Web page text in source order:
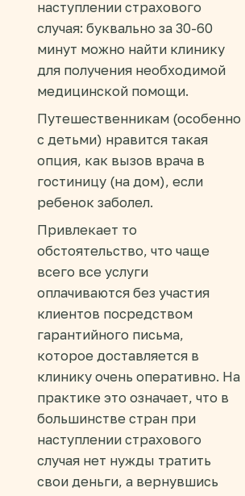
наступлении страхового
случая: буквально за 30-60
минут можно найти клинику
для получения необходимой
медицинской помощи.
Путешественникам (особенно
с детьми) нравится такая
опция, как вызов врача в
гостиницу (на дом), если
ребенок заболел.
Привлекает то
обстоятельство, что чаще
всего все услуги
оплачиваются без участия
клиентов посредством
гарантийного письма,
которое доставляется в
клинику очень оперативно. На
практике это означает, что в
большинстве стран при
наступлении страхового
случая нет нужды тратить
свои деньги, а вернувшись